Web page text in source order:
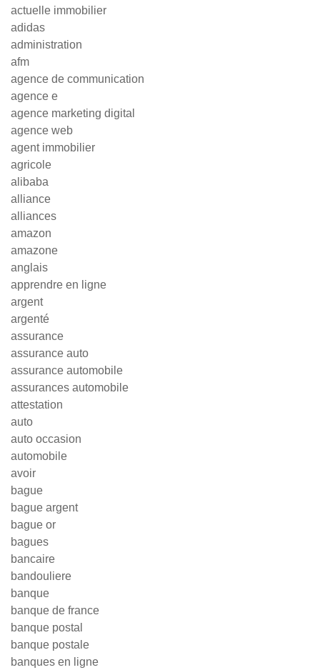
actuelle immobilier
adidas
administration
afm
agence de communication
agence e
agence marketing digital
agence web
agent immobilier
agricole
alibaba
alliance
alliances
amazon
amazone
anglais
apprendre en ligne
argent
argenté
assurance
assurance auto
assurance automobile
assurances automobile
attestation
auto
auto occasion
automobile
avoir
bague
bague argent
bague or
bagues
bancaire
bandouliere
banque
banque de france
banque postal
banque postale
banques en ligne